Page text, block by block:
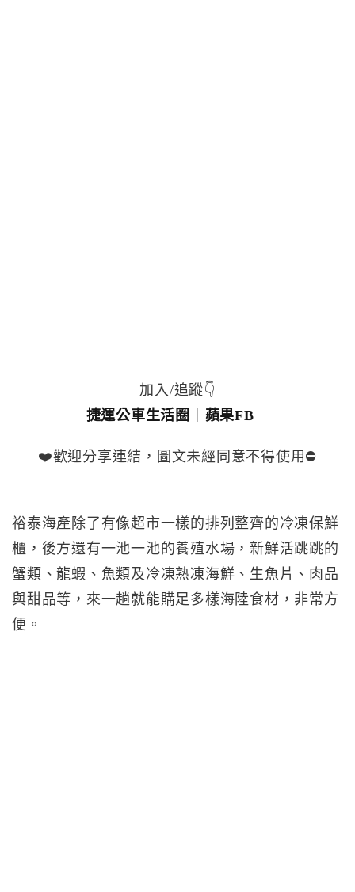
加入/追蹤👇
捷運公車生活圈
蘋果FB
❤️歡迎分享連結，圖文未經同意不得使用⛔️
裕泰海產除了有像超市一樣的排列整齊的冷凍保鮮
櫃，後方還有一池一池的養殖水場，新鮮活跳跳的
蟹類、龍蝦、魚類及冷凍熟凍海鮮、生魚片、肉品
與甜品等，來一趟就能購足多樣海陸食材，非常方
便。